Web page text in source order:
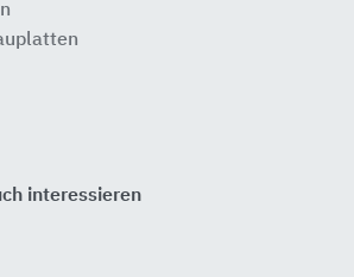
interessieren